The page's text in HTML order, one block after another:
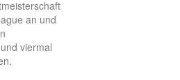
an und
viermal